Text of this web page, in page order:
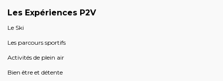
Les Expériences P2V
Le Ski
Les parcours sportifs
Activités de plein air
Bien être et détente